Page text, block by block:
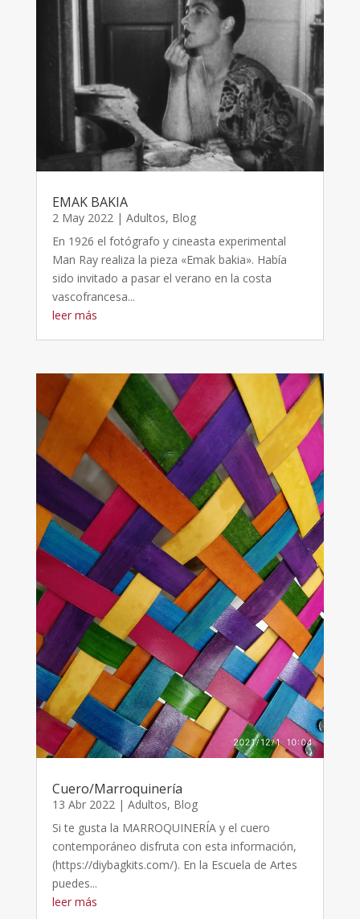
EMAK BAKIA
2 May 2022 | Adultos, Blog
En 1926 el fotógrafo y cineasta experimental
Man Ray realiza la pieza «Emak bakia». Había
sido invitado a pasar el verano en la costa
vascofrancesa...
leer más
Cuero/Marroquinería
13 Abr 2022 | Adultos, Blog
Si te gusta la MARROQUINERÍA y el cuero
contemporáneo disfruta con esta información,
(https://diybagkits.com/). En la Escuela de Artes
puedes...
leer más